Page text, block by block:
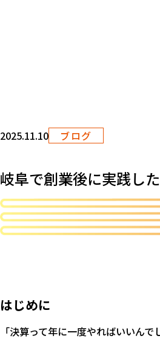
2025.11.10 ブログ
岐阜で創業後に実践し
はじめに
「決算って年に一度やればいいんで